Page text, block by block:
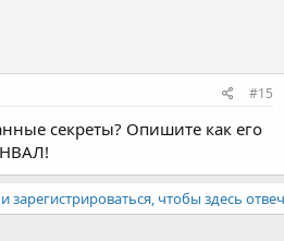
#15
секреты? Опишите как его
чтобы здесь